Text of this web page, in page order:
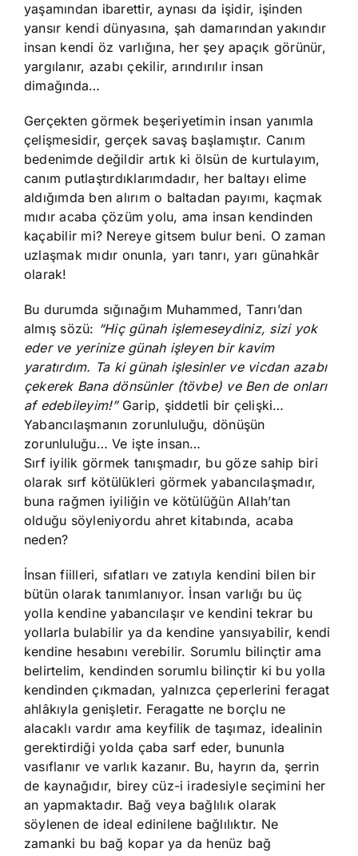
yaşamından ibarettir, aynası da işidir, işinden
yansır kendi dünyasına, şah damarından yakındır
insan kendi öz varlığına, her şey apaçık görünür,
yargılanır, azabı çekilir, arındırılır insan
dimağında…
Gerçekten görmek beşeriyetimin insan yanımla
çelişmesidir, gerçek savaş başlamıştır. Canım
bedenimde değildir artık ki ölsün de kurtulayım,
canım putlaştırdıklarımdadır, her baltayı elime
aldığımda ben alırım o baltadan payımı, kaçmak
mıdır acaba çözüm yolu, ama insan kendinden
kaçabilir mi? Nereye gitsem bulur beni. O zaman
uzlaşmak mıdır onunla, yarı tanrı, yarı günahkâr
olarak!
Bu durumda sığınağım Muhammed, Tanrı’dan
almış sözü: “Hiç günah işlemeseydiniz, sizi yok
eder ve yerinize günah işleyen bir kavim
yaratırdım. Ta ki günah işlesinler ve vicdan azabı
çekerek Bana dönsünler (tövbe) ve Ben de onları
af edebileyim!”Garip, şiddetli bir çelişki…
Yabancılaşmanın zorunluluğu, dönüşün
zorunluluğu… Ve işte insan…
Sırf iyilik görmek tanışmadır, bu göze sahip biri
olarak sırf kötülükleri görmek yabancılaşmadır,
buna rağmen iyiliğin ve kötülüğün Allah’tan
olduğu söyleniyordu ahret kitabında, acaba
neden?
İnsan fiilleri, sıfatları ve zatıyla kendini bilen bir
bütün olarak tanımlanıyor. İnsan varlığı bu üç
yolla kendine yabancılaşır ve kendini tekrar bu
yollarla bulabilir ya da kendine yansıyabilir, kendi
kendine hesabını verebilir. Sorumlu bilinçtir ama
belirtelim, kendinden sorumlu bilinçtir ki bu yolla
kendinden çıkmadan, yalnızca çeperlerini feragat
ahlâkıyla genişletir. Feragatte ne borçlu ne
alacaklı vardır ama keyfilik de taşımaz, idealinin
gerektirdiği yolda çaba sarf eder, bununla
vasıflanır ve varlık kazanır. Bu, hayrın da, şerrin
de kaynağıdır, birey cüz-i iradesiyle seçimini her
an yapmaktadır. Bağ veya bağlılık olarak
söylenen de ideal edinilene bağlılıktır. Ne
zamanki bu bağ kopar ya da henüz bağ